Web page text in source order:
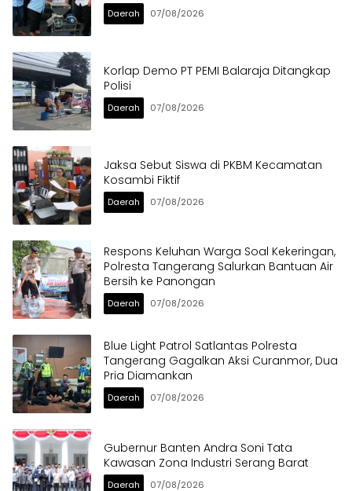
Daerah 07/08/2026
Korlap Demo PT PEMI Balaraja Ditangkap
Polisi
Daerah 07/08/2026
Jaksa Sebut Siswa di PKBM Kecamatan
Kosambi Fiktif
Daerah 07/08/2026
Respons Keluhan Warga Soal Kekeringan,
Polresta Tangerang Salurkan Bantuan Air
Bersih ke Panongan
Daerah 07/08/2026
Blue Light Patrol Satlantas Polresta
Tangerang Gagalkan Aksi Curanmor, Dua
Pria Diamankan
Daerah 07/08/2026
Gubernur Banten Andra Soni Tata
Kawasan Zona Industri Serang Barat
Daerah 07/08/2026